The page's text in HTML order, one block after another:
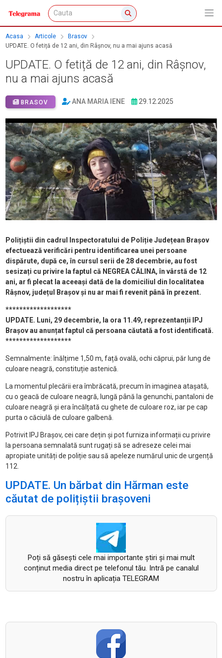
Acasa Articole
Brasov
UPDATE. O fetiță de 12 ani, din Râșnov, nu a mai ajuns acasă
UPDATE. O fetiță de 12 ani, din Râșnov,
nu a mai ajuns acasă
BRASOV ANA MARIA IENE 29.12.2025
Polițiștii din cadrul Inspectoratului de Poliție Județean Brașov
efectuează verificări pentru identificarea unei persoane
dispărute, după ce, în cursul serii de 28 decembrie, au fost
sesizați cu privire la faptul că NEGREA CĂLINA, în vârstă de 12
ani, ar fi plecat la aceeași dată de la domiciliul din localitatea
Râșnov, județul Brașov și nu ar mai fi revenit până în prezent.
*******************
UPDATE. Luni, 29 decembrie, la ora 11.49, reprezentanții IPJ
Brașov au anunțat faptul că persoana căutată a fost identificată.
*******************
Semnalmente: înălțime 1,50 m, față ovală, ochi căprui, păr lung de
culoare neagră, constituție astenică.
La momentul plecării era îmbrăcată, precum în imaginea atașată,
cu o geacă de culoare neagră, lungă până la genunchi, pantaloni de
culoare neagră și era încălțată cu ghete de culoare roz, iar pe cap
purta o căciulă de culoare galbenă.
Potrivit IPJ Brașov, cei care dețin și pot furniza informații cu privire
la persoana semnalată sunt rugați să se adreseze celei mai
apropiate unități de poliție sau să apeleze numărul unic de urgență
112.
UPDATE. Un bărbat din Hărman este
căutat de polițiștii brașoveni
Poți să găsești cele mai importante știri și mai mult
conținut media direct pe telefonul tău. Intră pe canalul
nostru în aplicația TELEGRAM